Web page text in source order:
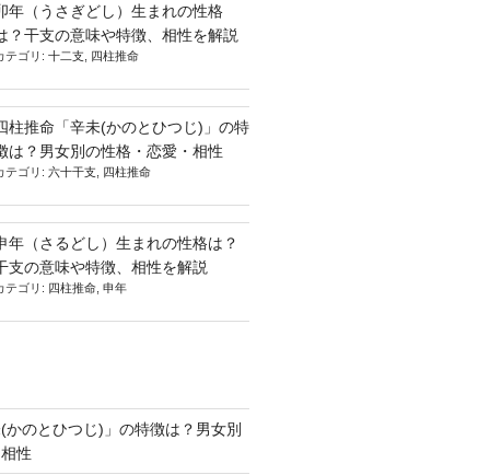
年（うさぎどし）生まれの性格
？干支の意味や特徴、相性を解説
テゴリ: 十二支, 四柱推命
柱推命「辛未(かのとひつじ)」の特
は？男女別の性格・恋愛・相性
テゴリ: 六十干支, 四柱推命
年（さるどし）生まれの性格は？
支の意味や特徴、相性を解説
テゴリ: 四柱推命, 申年
のとひつじ)」の特徴は？男女別
性